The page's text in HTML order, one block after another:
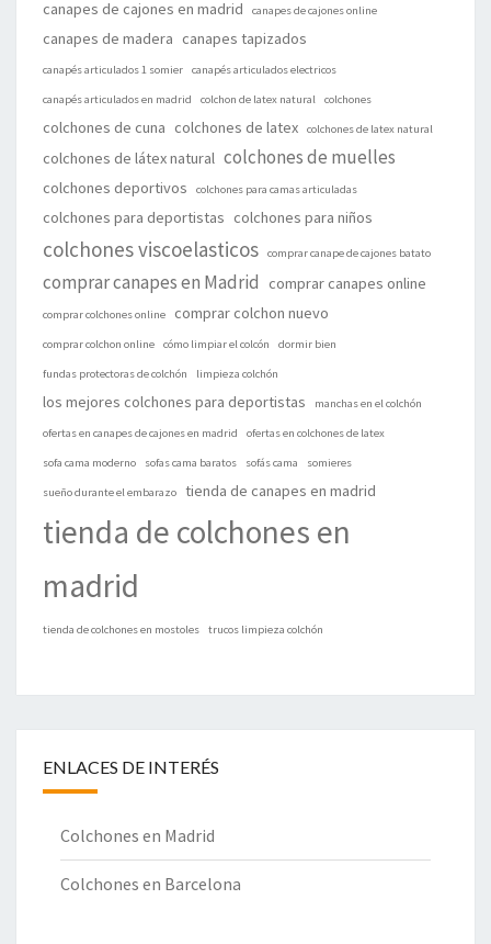
canapes de cajones en madrid canapes de cajones online
canapes de madera canapes tapizados
canapés articulados 1 somier canapés articulados electricos
canapés articulados en madrid colchon de latex natural colchones
colchones de cuna colchones de latex colchones de latex natural
colchones de látex natural colchones de muelles
colchones deportivos colchones para camas articuladas
colchones para deportistas colchones para niños
colchones viscoelasticos comprar canape de cajones batato
comprar canapes en Madrid comprar canapes online
comprar colchones online comprar colchon nuevo
comprar colchon online cómo limpiar el colcón dormir bien
fundas protectoras de colchón limpieza colchón
los mejores colchones para deportistas manchas en el colchón
ofertas en canapes de cajones en madrid ofertas en colchones de latex
sofa cama moderno sofas cama baratos sofás cama somieres
sueño durante el embarazo tienda de canapes en madrid
tienda de colchones en
madrid
tienda de colchones en mostoles trucos limpieza colchón
ENLACES DE INTERÉS
Colchones en Madrid
Colchones en Barcelona